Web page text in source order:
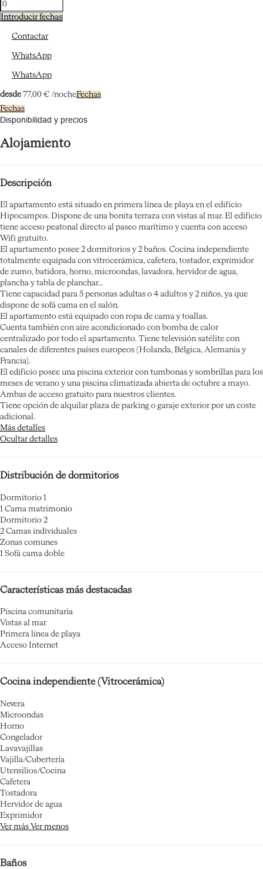
Introducir fechas
Contactar
WhatsApp
WhatsApp
desde 77,00 € /nocheFechas
Fechas
Disponibilidad y precios
Alojamiento
Descripción
El apartamento está situado en primera línea de playa en el edificio
Hipocampos. Dispone de una bonita terraza con vistas al mar. El edificio
tiene acceso peatonal directo al paseo marítimo y cuenta con acceso
Wifi gratuito.
El apartamento posee 2 dormitorios y 2 baños. Cocina independiente
totalmente equipada con vitrocerámica, cafetera, tostador, exprimidor
de zumo, batidora, horno, microondas, lavadora, hervidor de agua,
plancha y tabla de planchar...
Tiene capacidad para 5 personas adultas o 4 adultos y 2 niños, ya que
dispone de sofá cama en el salón.
El apartamento está equipado con ropa de cama y toallas.
Cuenta también con aire acondicionado con bomba de calor
centralizado por todo el apartamento. Tiene televisión satélite con
canales de diferentes países europeos (Holanda, Bélgica, Alemania y
Francia).
El edificio posee una piscina exterior con tumbonas y sombrillas para los
meses de verano y una piscina climatizada abierta de octubre a mayo.
Ambas de acceso gratuito para nuestros clientes.
Tiene opción de alquilar plaza de parking o garaje exterior por un coste
adicional.
Más detalles
Ocultar detalles
Distribución de dormitorios
Dormitorio 1
1 Cama matrimonio
Dormitorio 2
2 Camas individuales
Zonas comunes
1 Sofá cama doble
Características más destacadas
Piscina comunitaria
Vistas al mar
Primera línea de playa
Acceso Internet
Cocina independiente (Vitrocerámica)
Nevera
Microondas
Horno
Congelador
Lavavajillas
Vajilla/Cubertería
Utensilios/Cocina
Cafetera
Tostadora
Hervidor de agua
Exprimidor
Ver más Ver menos
Baños